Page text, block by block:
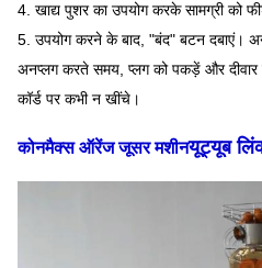
4. खाद्य पुशर का उपयोग करके सामग्री को
5. उपयोग करने के बाद, "बंद" बटन दबाएं।
अनप्लग करते समय, प्लग को पकड़ें और
कॉर्ड पर कभी न खींचे।
कोनमैक्स ऑरेंज जूसर मशीनयूट्यूब